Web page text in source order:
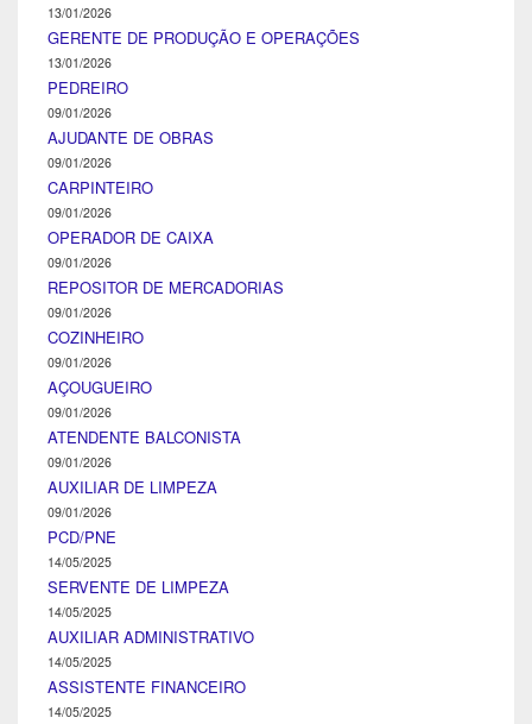
13/01/2026
GERENTE DE PRODUÇÃO E OPERAÇÕES
13/01/2026
PEDREIRO
09/01/2026
AJUDANTE DE OBRAS
09/01/2026
CARPINTEIRO
09/01/2026
OPERADOR DE CAIXA
09/01/2026
REPOSITOR DE MERCADORIAS
09/01/2026
COZINHEIRO
09/01/2026
AÇOUGUEIRO
09/01/2026
ATENDENTE BALCONISTA
09/01/2026
AUXILIAR DE LIMPEZA
09/01/2026
PCD/PNE
14/05/2025
SERVENTE DE LIMPEZA
14/05/2025
AUXILIAR ADMINISTRATIVO
14/05/2025
ASSISTENTE FINANCEIRO
14/05/2025